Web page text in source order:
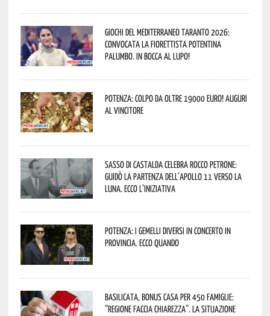
Giochi del Mediterraneo Taranto 2026:
convocata la fiorettista potentina
Palumbo. In bocca al lupo!
Potenza: colpo da oltre 19000 Euro! Auguri
al vincitore
Sasso di Castalda celebra Rocco Petrone:
guidò la partenza dell’Apollo 11 verso la
Luna. Ecco l’iniziativa
Potenza: i Gemelli DiVersi in concerto in
provincia. Ecco quando
Basilicata, Bonus casa per 450 famiglie:
“Regione faccia chiarezza”. La situazione